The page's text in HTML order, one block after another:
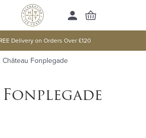
Delivery on Orders Over £120
Château Fonplegade